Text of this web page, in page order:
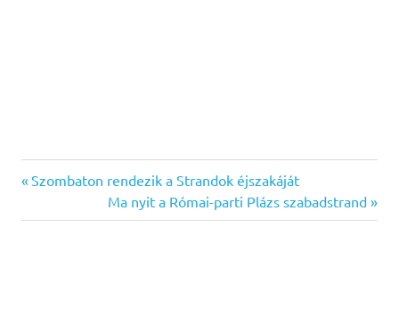
Bejegyzés
navigáció
Previous
Szombaton rendezik a Strandok éjszakáját
Next
Post:
Ma nyit a Római-parti Plázs szabadstrand